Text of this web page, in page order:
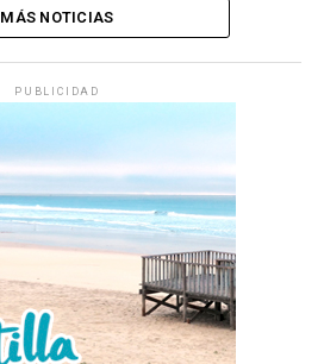
MÁS NOTICIAS
PUBLICIDAD